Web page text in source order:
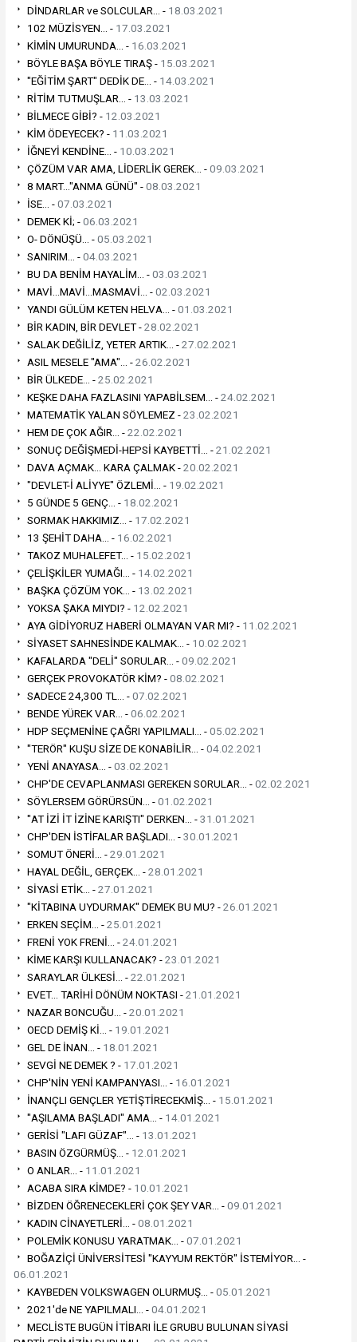
DİNDARLAR ve SOLCULAR... - 18.03.2021
102 MÜZİSYEN... - 17.03.2021
KİMİN UMURUNDA... - 16.03.2021
BÖYLE BAŞA BÖYLE TIRAŞ - 15.03.2021
"EĞİTİM ŞART" DEDİK DE... - 14.03.2021
RİTİM TUTMUŞLAR... - 13.03.2021
BİLMECE GİBİ? - 12.03.2021
KİM ÖDEYECEK? - 11.03.2021
İĞNEYİ KENDİNE... - 10.03.2021
ÇÖZÜM VAR AMA, LİDERLİK GEREK... -09.03.2021
8 MART..."ANMA GÜNÜ" -08.03.2021
İSE... -07.03.2021
DEMEK Kİ; -06.03.2021
O- DÖNÜŞÜ... -05.03.2021
SANIRIM... -04.03.2021
BU DA BENİM HAYALİM... -03.03.2021
MAVİ...MAVİ...MASMAVİ... -02.03.2021
YANDI GÜLÜM KETEN HELVA... -01.03.2021
BİR KADIN, BİR DEVLET -28.02.2021
SALAK DEĞİLİZ, YETER ARTIK... -27.02.2021
ASIL MESELE "AMA"... -26.02.2021
BİR ÜLKEDE... -25.02.2021
KEŞKE DAHA FAZLASINI YAPABİLSEM... -24.02.2021
MATEMATİK YALAN SÖYLEMEZ -23.02.2021
HEM DE ÇOK AĞIR... -22.02.2021
SONUÇ DEĞİŞMEDİ-HEPSİ KAYBETTİ... -21.02.2021
DAVA AÇMAK... KARA ÇALMAK -20.02.2021
"DEVLET-İ ALİYYE" ÖZLEMİ... - 19.02.2021
5 GÜNDE 5 GENÇ... - 18.02.2021
SORMAK HAKKIMIZ... - 17.02.2021
13 ŞEHİT DAHA... - 16.02.2021
TAKOZ MUHALEFET... - 15.02.2021
ÇELİŞKİLER YUMAĞI... - 14.02.2021
BAŞKA ÇÖZÜM YOK... - 13.02.2021
YOKSA ŞAKA MIYDI? - 12.02.2021
AYA GİDİYORUZ HABERİ OLMAYAN VAR MI? - 11.02.2021
SİYASET SAHNESİNDE KALMAK... - 10.02.2021
KAFALARDA "DELİ" SORULAR... -09.02.2021
GERÇEK PROVOKATÖR KİM? -08.02.2021
SADECE 24,300 TL... -07.02.2021
BENDE YÜREK VAR... -06.02.2021
HDP SEÇMENİNE ÇAĞRI YAPILMALI... -05.02.2021
"TERÖR" KUŞU SİZE DE KONABİLİR... -04.02.2021
YENİ ANAYASA... -03.02.2021
CHP'DE CEVAPLANMASI GEREKEN SORULAR... -02.02.2021
SÖYLERSEM GÖRÜRSÜN... -01.02.2021
"AT İZİ İT İZİNE KARIŞTI" DERKEN... -31.01.2021
CHP'DEN İSTİFALAR BAŞLADI... -30.01.2021
SOMUT ÖNERİ... -29.01.2021
HAYAL DEĞİL, GERÇEK... -28.01.2021
SİYASİ ETİK... -27.01.2021
"KİTABINA UYDURMAK" DEMEK BU MU? -26.01.2021
ERKEN SEÇİM... -25.01.2021
FRENİ YOK FRENİ... -24.01.2021
KİME KARŞI KULLANACAK? -23.01.2021
SARAYLAR ÜLKESİ... -22.01.2021
EVET... TARİHİ DÖNÜM NOKTASI -21.01.2021
NAZAR BONCUĞU... -20.01.2021
OECD DEMİŞ Kİ... - 19.01.2021
GEL DE İNAN... - 18.01.2021
SEVGİ NE DEMEK ? - 17.01.2021
CHP'NİN YENİ KAMPANYASI... - 16.01.2021
İNANÇLI GENÇLER YETİŞTİRECEKMİŞ... - 15.01.2021
"AŞILAMA BAŞLADI" AMA... - 14.01.2021
GERİSİ "LAFI GÜZAF"... - 13.01.2021
BASIN ÖZGÜRMÜŞ... - 12.01.2021
O ANLAR... - 11.01.2021
ACABA SIRA KİMDE? - 10.01.2021
BİZDEN ÖĞRENECEKLERİ ÇOK ŞEY VAR... -09.01.2021
KADIN CİNAYETLERİ... -08.01.2021
POLEMİK KONUSU YARATMAK... -07.01.2021
BOĞAZİÇİ ÜNİVERSİTESİ "KAYYUM REKTÖR" İSTEMİYOR... -
06.01.2021
KAYBEDEN VOLKSWAGEN OLURMUŞ... -05.01.2021
2021'de NE YAPILMALI... -04.01.2021
MECLİSTE BUGÜN İTİBARI İLE GRUBU BULUNAN SİYASİ